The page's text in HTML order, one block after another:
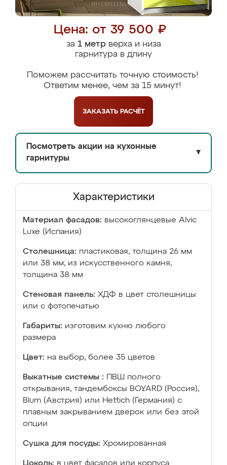
Цена: от 39 500 ₽
за 1 метрверха и низа
гарнитура в длину
Поможем рассчитать точную стоимость!
Ответим менее, чем за 15 минут!
ЗАКАЗАТЬ РАСЧЁТ
Посмотреть акции на кухонные
гарнитуры
▼
Характеристики
Материал фасадов: высокоглянцевые Аlvic
Luxe (Испания)
Столешница: пластиковая, толщина 26 мм
или 38 мм; из искусственного камня,
толщина 38 мм
Стеновая панель: ХДФ в цвет столешницы
или с фотопечатью
Габариты: изготовим кухню любого
размера
Цвет: на выбор, более 35 цветов
Выкатные системы :
ПВШ полного
открывания, тандембоксы BOYARD (Россия),
Blum (Австрия) или Hettich (Германия) с
плавным закрыванием дверок или без этой
опции
Сушка для посуды: Хромированная